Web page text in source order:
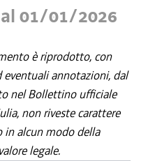
01/01/2026
è riprodotto, con
eventuali annotazioni, dal
nel Bollettino ufficiale
non riveste carattere
alcun modo della
legale.